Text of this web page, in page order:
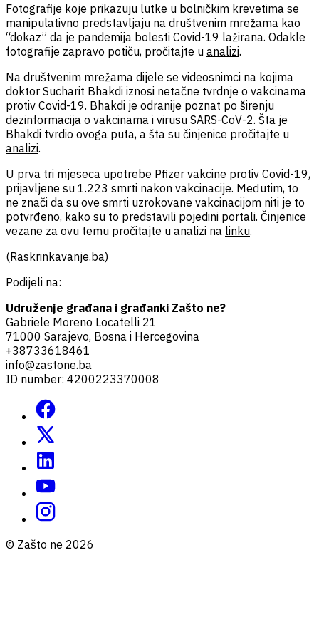
Fotografije koje prikazuju lutke u bolničkim krevetima se
manipulativno predstavljaju na društvenim mrežama kao
“dokaz” da je pandemija bolesti Covid-19 lažirana. Odakle
fotografije zapravo potiču, pročitajte u analizi.
Na društvenim mrežama dijele se videosnimci na kojima
doktor Sucharit Bhakdi iznosi netačne tvrdnje o vakcinama
protiv Covid-19. Bhakdi je odranije poznat po širenju
dezinformacija o vakcinama i virusu SARS-CoV-2. Šta je
Bhakdi tvrdio ovoga puta, a šta su činjenice pročitajte u
analizi.
U prva tri mjeseca upotrebe Pfizer vakcine protiv Covid-19,
prijavljene su 1.223 smrti nakon vakcinacije. Međutim, to
ne znači da su ove smrti uzrokovane vakcinacijom niti je to
potvrđeno, kako su to predstavili pojedini portali. Činjenice
vezane za ovu temu pročitajte u analizi na linku.
(Raskrinkavanje.ba)
Podijeli na:
Udruženje građana i građanki Zašto ne?
Gabriele Moreno Locatelli 21
71000 Sarajevo, Bosna i Hercegovina
+38733618461
info@zastone.ba
ID number: 4200223370008
© Zašto ne 2026